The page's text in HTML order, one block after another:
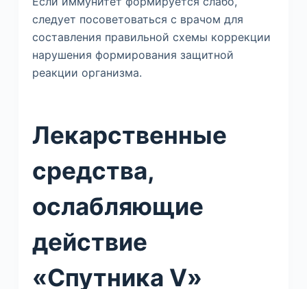
следует посоветоваться с врачом для
составления правильной схемы коррекции
нарушения формирования защитной
реакции организма.
Лекарственные
средства,
ослабляющие
действие
«Спутника V»